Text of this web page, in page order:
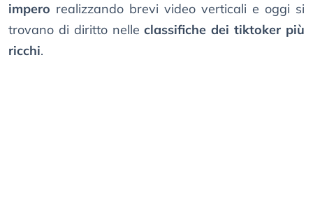
impero realizzando brevi video verticali e oggi si
trovano di diritto nelleclassifiche dei tiktoker più
ricchi.